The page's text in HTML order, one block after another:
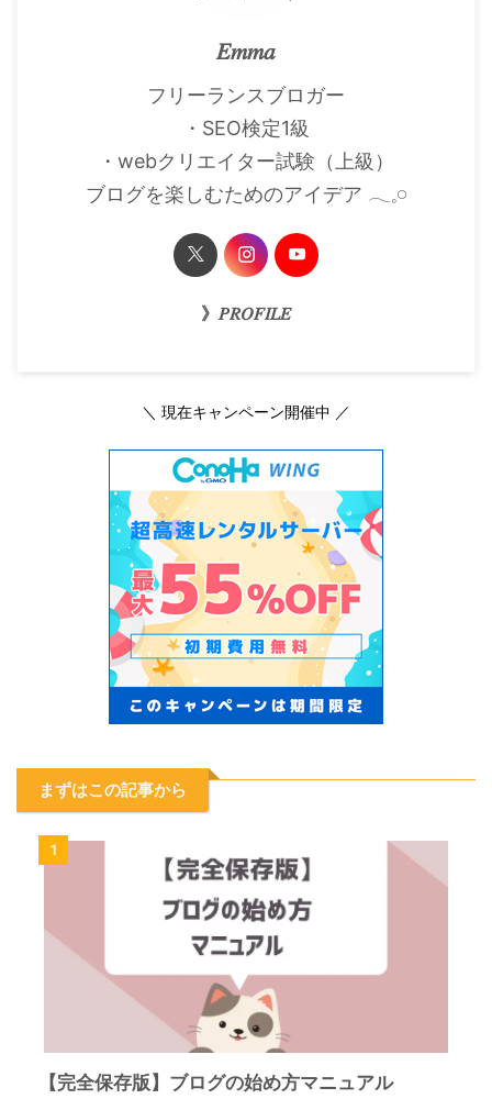
𝐸𝑚𝑚𝑎
フリーランスブロガー
・SEO検定1級
・webクリエイター試験（上級）
ブログを楽しむためのアイデア 𓂃𓈒𓏸
》𝑃𝑅𝑂𝐹𝐼𝐿𝐸
＼ 現在キャンペーン開催中 ／
まずはこの記事から
1
【完全保存版】ブログの始め方マニュアル